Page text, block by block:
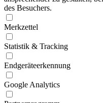
des Besuchers.
Merkzettel
Statistik & Tracking
Endgeräteerkennung
Google Analytics